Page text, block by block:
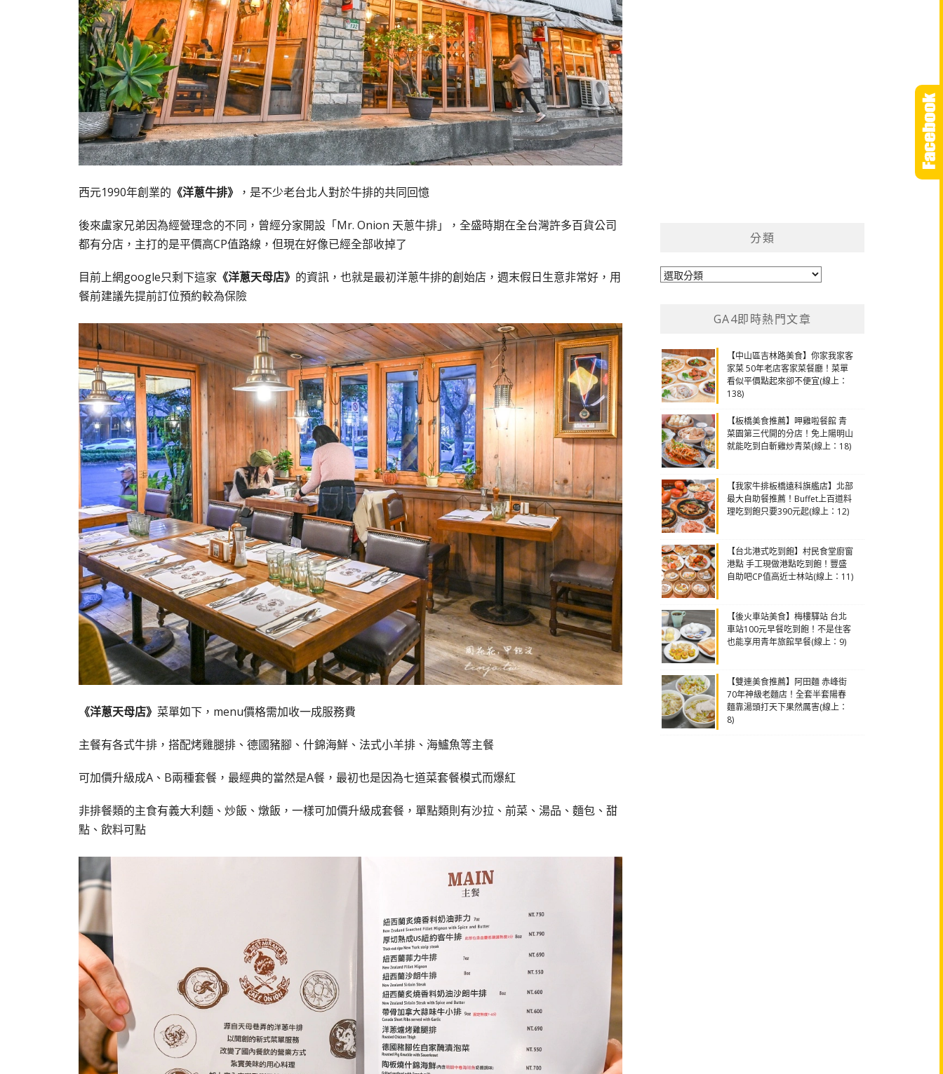
西元1990年創業的 《洋蔥牛排》 ，是不少老台北人對於牛排的共同回憶
後來盧家兄弟因為經營理念的不同，曾經分家開設「Mr. Onion 天蔥牛排」，全盛時期在全台灣許多百貨公司
都有分店，主打的是平價高CP值路線，但現在好像已經全部收掉了
目前上網google只剩下這家 《洋蔥天母店》 的資訊，也就是最初洋蔥牛排的創始店，週末假日生意非常好，用
餐前建議先提前訂位預約較為保險
《洋蔥天母店》 菜單如下，menu價格需加收一成服務費
主餐有各式牛排，搭配烤雞腿排、德國豬腳、什錦海鮮、法式小羊排、海鱸魚等主餐
可加價升級成A、B兩種套餐，最經典的當然是A餐，最初也是因為七道菜套餐模式而爆紅
非排餐類的主食有義大利麵、炒飯、燉飯，一樣可加價升級成套餐，單點類則有沙拉、前菜、湯品、麵包、甜
點、飲料可點
分類
分
GA4即時熱門文章
【中山區吉林路美食】你家我家客
家菜 50年老店客家菜餐廳！菜單
看似平價點起來卻不便宜(線上：
138)
【板橋美食推薦】呷雞啦餐館 青
菜園第三代開的分店！免上陽明山
就能吃到白斬雞炒青菜(線上：18)
【我家牛排板橋遠科旗艦店】北部
最大自助餐推薦！Buffet上百道料
理吃到飽只要390元起(線上：12)
【台北港式吃到飽】村民食堂廚窗
港點 手工現做港點吃到飽！豐盛
自助吧CP值高近士林站(線上：11)
【後火車站美食】梅樓驛站 台北
車站100元早餐吃到飽！不是住客
也能享用青年旅館早餐(線上：9)
【雙連美食推薦】阿田麵 赤峰街
70年神級老麵店！全套半套陽春
麵靠湯頭打天下果然厲害(線上：
8)